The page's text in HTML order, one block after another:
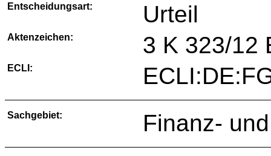
Entscheidungsart: Urteil
Aktenzeichen: 3 K 323/12
ECLI:
Sachgebiet: Finanz-